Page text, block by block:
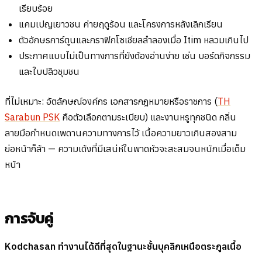
เรียบร้อย
แคมเปญเยาวชน ค่ายฤดูร้อน และโครงการหลังเลิกเรียน
ตัวอักษรการ์ตูนและกราฟิกโซเชียลลำลองเมื่อ Itim หลวมเกินไป
ประกาศแบบไม่เป็นทางการที่ยังต้องอ่านง่าย เช่น บอร์ดกิจกรรม
และใบปลิวชุมชน
ที่ไม่เหมาะ: อัตลักษณ์องค์กร เอกสารกฎหมายหรือราชการ (TH
Sarabun PSK คือตัวเลือกตามระเบียบ) และงานหรูทุกชนิด กลิ่น
ลายมือกำหนดเพดานความทางการไว้ เนื้อความยาวเกินสองสาม
ย่อหน้าก็ล้า — ความเด้งที่มีเสน่ห์ในพาดหัวจะสะสมจนหนักเมื่อเต็ม
หน้า
การจับคู่
Kodchasan ทำงานได้ดีที่สุดในฐานะชั้นบุคลิกเหนือตระกูลเนื้อ